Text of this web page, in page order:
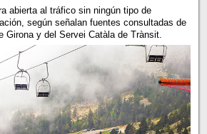
abierta al tráfico sin ningún tipo de
según señalan fuentes consultadas de
Girona y del Servei Catàla de Trànsit.